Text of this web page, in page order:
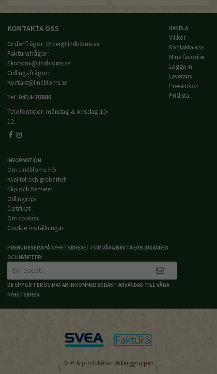
KONTAKTA OSS
Orderfrågor: Order@lindbloms.se
Fakturafrågor:
Ekonomi@lindbloms.se
Odlingsfrågor:
Kontakt@lindbloms.se
Tel. 0414-70880
Telefontider: måndag & onsdag 10-
12
HANDLA
Villkor
Kontakta oss
Mina favoriter
Logga in
Leverans
Presentkort
Prislista
INFORMATION
Om Lindbloms Frö
Kvalitet och grobarhet
Eko och Demeter
Odlingstips
Certifikat
Om cookies
Cookie inställningar
PRENUMERERA PÅ NYHETSBREVET FÖR VÅRA BÄSTA ERBJUDANDEN
OCH NYHETER!
DE UPPGIFTER DU MATAR IN KOMMER ENDAST ANVÄNDAS TILL VÅRA
NYHETSBREV.
Drift & produktion: Wikinggruppen